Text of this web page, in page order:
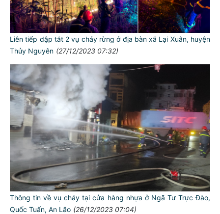
Liên tiếp dập tắt 2 vụ cháy rừng ở địa bàn xã Lại Xuân, huyện
Thủy Nguyên (27/12/2023 07:32)
Thông tin về vụ cháy tại cửa hàng nhựa ở Ngã Tư Trực Đào,
Quốc Tuấn, An Lão (26/12/2023 07:04)